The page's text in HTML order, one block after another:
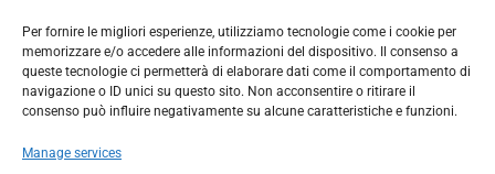
Per fornire le migliori esperienze, utilizziamo tecnologie come i cookie per
memorizzare e/o accedere alle informazioni del dispositivo. Il consenso a
queste tecnologie ci permetterà di elaborare dati come il comportamento di
navigazione o ID unici su questo sito. Non acconsentire o ritirare il
consenso può influire negativamente su alcune caratteristiche e funzioni.
Manage services
NEWSLETTER